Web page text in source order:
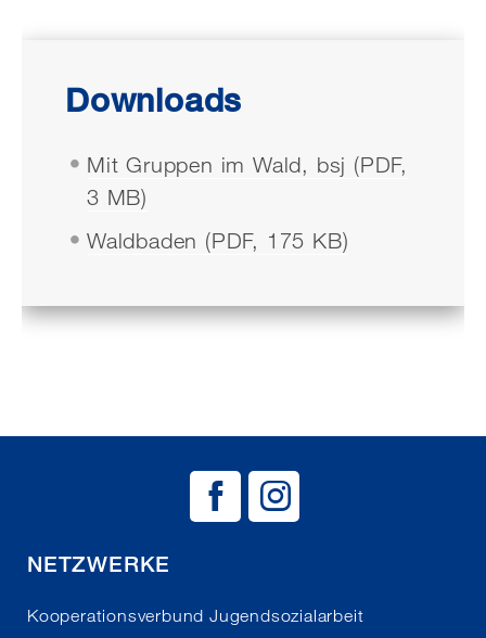
Downloads
Mit Gruppen im Wald, bsj (PDF,
3 MB)
Waldbaden (PDF, 175 KB)
NETZWERKE
Kooperationsverbund Jugendsozialarbeit
BAG EJSA